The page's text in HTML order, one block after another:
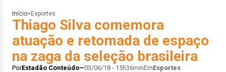
Início> Esportes
Thiago Silva comemora
atuação e retomada de espaço
na zaga da seleção brasileira
PorEstadão Conteúdo 03/06/18 - 15h36minEmEsportes